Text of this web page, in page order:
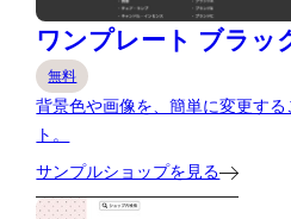
ワンプレート ブラッ
無料
背景色や画像を、簡単に変更す
ト。
サンプルショップを見る